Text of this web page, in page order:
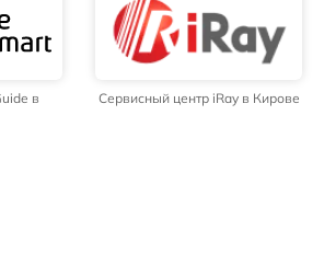
в
Сервисный центр iRay в Кирове